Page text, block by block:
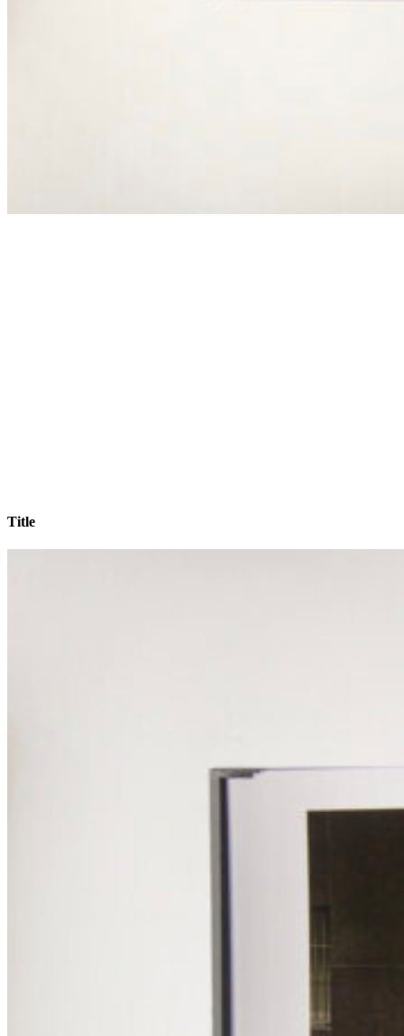
Title